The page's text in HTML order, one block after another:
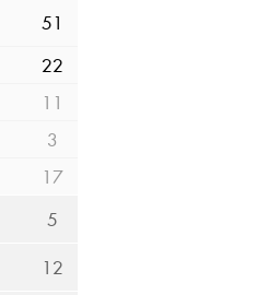
51
22
11
3
17
5
12